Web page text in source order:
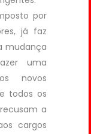
por
já faz
mudança
uma
novos
todos os
a
cargos